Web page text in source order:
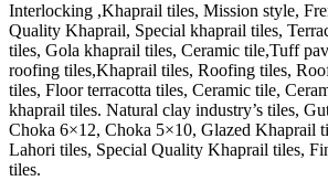
Interlocking ,Khaprail tiles, Mission style,
Quality Khaprail, Special khaprail tiles,
tiles, Gola khaprail tiles, Ceramic tile,Tuff
roofing tiles,Khaprail tiles, Roofing tiles,
tiles, Floor terracotta tiles, Ceramic tile,
khaprail tiles. Natural clay industry’s tiles,
Choka 6×12, Choka 5×10, Glazed Khaprail
Lahori tiles, Special Quality Khaprail tiles,
tiles.